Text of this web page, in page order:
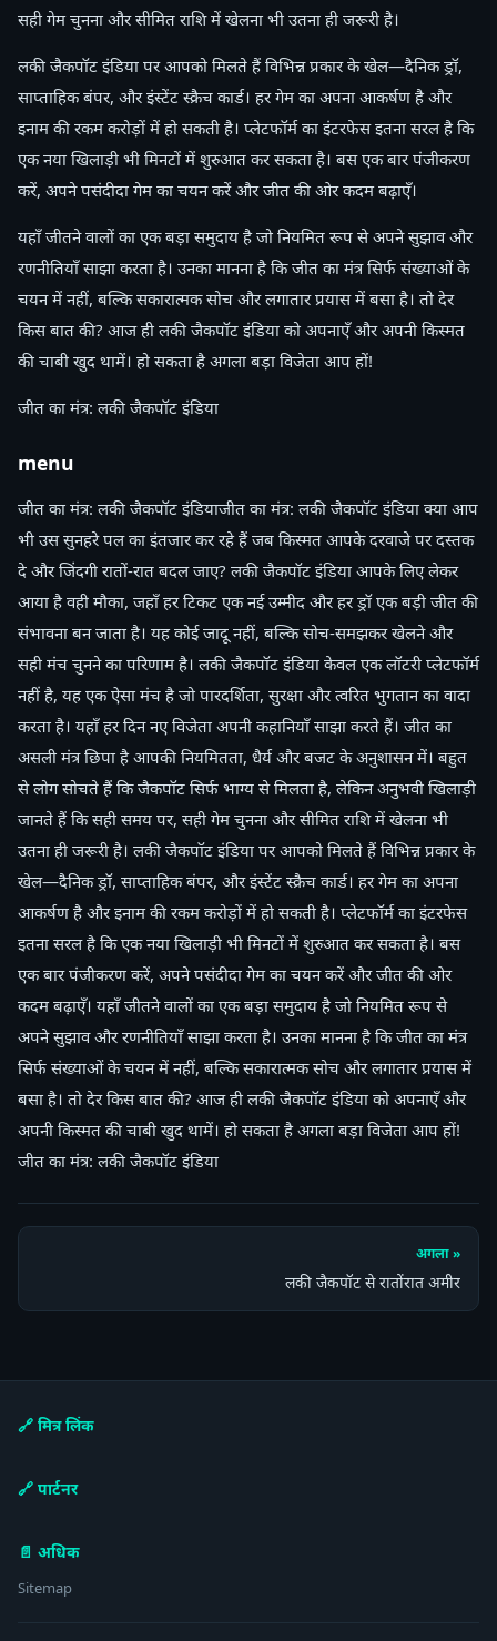
सही गेम चुनना और सीमित राशि में खेलना भी उतना ही जरूरी है।
लकी जैकपॉट इंडिया पर आपको मिलते हैं विभिन्न प्रकार के खेल—दैनिक ड्रॉ,
साप्ताहिक बंपर, और इंस्टेंट स्क्रैच कार्ड। हर गेम का अपना आकर्षण है और
इनाम की रकम करोड़ों में हो सकती है। प्लेटफॉर्म का इंटरफेस इतना सरल है कि
एक नया खिलाड़ी भी मिनटों में शुरुआत कर सकता है। बस एक बार पंजीकरण
करें, अपने पसंदीदा गेम का चयन करें और जीत की ओर कदम बढ़ाएँ।
यहाँ जीतने वालों का एक बड़ा समुदाय है जो नियमित रूप से अपने सुझाव और
रणनीतियाँ साझा करता है। उनका मानना है कि जीत का मंत्र सिर्फ संख्याओं के
चयन में नहीं, बल्कि सकारात्मक सोच और लगातार प्रयास में बसा है। तो देर
किस बात की? आज ही लकी जैकपॉट इंडिया को अपनाएँ और अपनी किस्मत
की चाबी खुद थामें। हो सकता है अगला बड़ा विजेता आप हों!
जीत का मंत्र: लकी जैकपॉट इंडिया
menu
जीत का मंत्र: लकी जैकपॉट इंडियाजीत का मंत्र: लकी जैकपॉट इंडिया क्या आप
भी उस सुनहरे पल का इंतजार कर रहे हैं जब किस्मत आपके दरवाजे पर दस्तक
दे और जिंदगी रातों-रात बदल जाए? लकी जैकपॉट इंडिया आपके लिए लेकर
आया है वही मौका, जहाँ हर टिकट एक नई उम्मीद और हर ड्रॉ एक बड़ी जीत की
संभावना बन जाता है। यह कोई जादू नहीं, बल्कि सोच-समझकर खेलने और
सही मंच चुनने का परिणाम है। लकी जैकपॉट इंडिया केवल एक लॉटरी प्लेटफॉर्म
नहीं है, यह एक ऐसा मंच है जो पारदर्शिता, सुरक्षा और त्वरित भुगतान का वादा
करता है। यहाँ हर दिन नए विजेता अपनी कहानियाँ साझा करते हैं। जीत का
असली मंत्र छिपा है आपकी नियमितता, धैर्य और बजट के अनुशासन में। बहुत
से लोग सोचते हैं कि जैकपॉट सिर्फ भाग्य से मिलता है, लेकिन अनुभवी खिलाड़ी
जानते हैं कि सही समय पर, सही गेम चुनना और सीमित राशि में खेलना भी
उतना ही जरूरी है। लकी जैकपॉट इंडिया पर आपको मिलते हैं विभिन्न प्रकार के
खेल—दैनिक ड्रॉ, साप्ताहिक बंपर, और इंस्टेंट स्क्रैच कार्ड। हर गेम का अपना
आकर्षण है और इनाम की रकम करोड़ों में हो सकती है। प्लेटफॉर्म का इंटरफेस
इतना सरल है कि एक नया खिलाड़ी भी मिनटों में शुरुआत कर सकता है। बस
एक बार पंजीकरण करें, अपने पसंदीदा गेम का चयन करें और जीत की ओर
कदम बढ़ाएँ। यहाँ जीतने वालों का एक बड़ा समुदाय है जो नियमित रूप से
अपने सुझाव और रणनीतियाँ साझा करता है। उनका मानना है कि जीत का मंत्र
सिर्फ संख्याओं के चयन में नहीं, बल्कि सकारात्मक सोच और लगातार प्रयास में
बसा है। तो देर किस बात की? आज ही लकी जैकपॉट इंडिया को अपनाएँ और
अपनी किस्मत की चाबी खुद थामें। हो सकता है अगला बड़ा विजेता आप हों!
जीत का मंत्र: लकी जैकपॉट इंडिया
अगला »
लकी जैकपॉट से रातोंरात अमीर
🔗 मित्र लिंक
🔗 पार्टनर
📄 अधिक
Sitemap